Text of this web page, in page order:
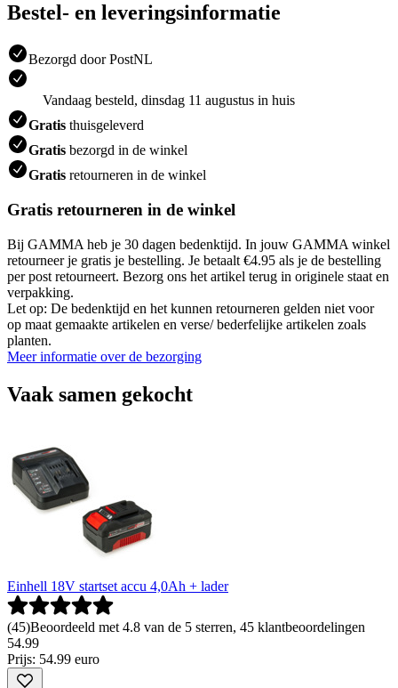
Bestel- en leveringsinformatie
Bezorgd door PostNL
Vandaag besteld, dinsdag 11 augustus in huis
Gratis thuisgeleverd
Gratis bezorgd in de winkel
Gratis retourneren in de winkel
Gratis retourneren in de winkel
Bij GAMMA heb je 30 dagen bedenktijd. In jouw GAMMA winkel
retourneer je gratis je bestelling. Je betaalt €4.95 als je de bestelling
per post retourneert. Bezorg ons het artikel terug in originele staat en
verpakking.
Let op: De bedenktijd en het kunnen retourneren gelden niet voor
op maat gemaakte artikelen en verse/ bederfelijke artikelen zoals
planten.
Meer informatie over de bezorging
Vaak samen gekocht
Einhell 18V startset accu 4,0Ah + lader
(45)Beoordeeld met 4.8 van de 5 sterren, 45 klantbeoordelingen
54.99
Prijs: 54.99 euro